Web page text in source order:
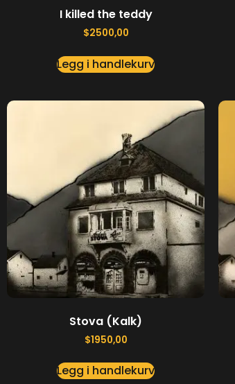
I killed the teddy
$2500,00
Legg i handlekurv
Stova (Kalk)
$1950,00
Legg i handlekurv